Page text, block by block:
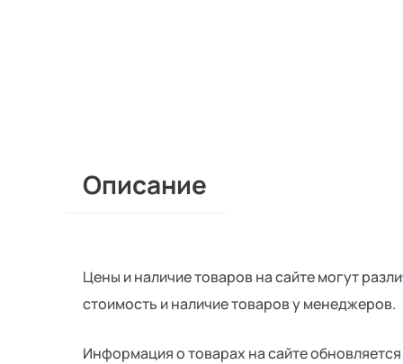
Описание
Цены и наличие товаров на сайте могут
стоимость и наличие товаров у менеджеров.
Информация о товарах на сайте